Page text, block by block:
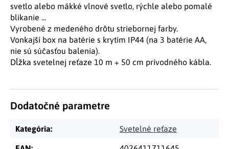
svetlo alebo mäkké vlnové svetlo, rýchle alebo pomalé
blikanie ...
Vyrobené z medeného drôtu striebornej farby.
Vonkajší box na batérie s krytím IP44 (na 3 batérie AA,
nie sú súčasťou balenia).
Dĺžka svetelnej reťaze 10 m + 50 cm prívodného kábla.
Dodatočné parametre
Kategória: Svetelné reťaze